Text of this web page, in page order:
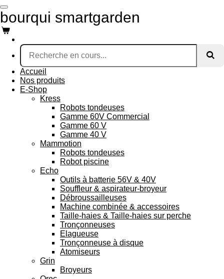
Passer
au
contenu
principal
bourqui smartgarden
Accueil
Nos produits
E-Shop
Kress
Robots tondeuses
Gamme 60V Commercial
Gamme 60 V
Gamme 40 V
Mammotion
Robots tondeuses
Robot piscine
Echo
Outils à batterie 56V & 40V
Souffleur & aspirateur-broyeur
Débroussailleuses
Machine combinée & accessoires
Taille-haies & Taille-haies sur perche
Tronçonneuses
Elagueuse
Tronçonneuse à disque
Atomiseurs
Grin
Broyeurs